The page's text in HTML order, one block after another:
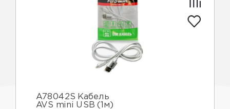
A78042S Кабель
AVS mini USB (1м)